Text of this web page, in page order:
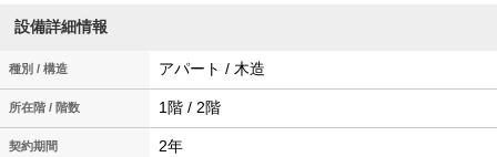
設備詳細情報
種別 / 構造 アパート / 木造
所在階 / 階数 1階 / 2階
契約期間 2年